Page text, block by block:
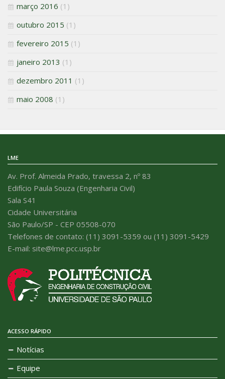
março 2016 (1)
outubro 2015 (1)
fevereiro 2015 (1)
janeiro 2013 (1)
dezembro 2011 (1)
maio 2008 (1)
LME
Av. Prof. Almeida Prado, travessa 2, nº 83
Edifício Paula Souza (Engenharia Civil)
Sala S41
Cidade Universitária
São Paulo/SP - CEP 05508-070
Telefones de contato: (11) 3091-5359 ou (11) 3091-5429
E-mail: site@lme.pcc.usp.br
ACESSO RÁPIDO
Notícias
Equipe